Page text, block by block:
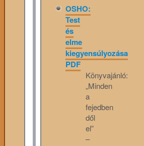
OSHO:
Test
és
elme
kiegyensúlyozása
PDF
Könyvajánló:
„Minden
a
fejedben
dől
el”
–